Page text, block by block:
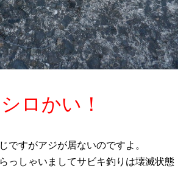
ロかい！
ですがアジが居ないのですよ。
っしゃいましてサビキ釣りは壊滅状態